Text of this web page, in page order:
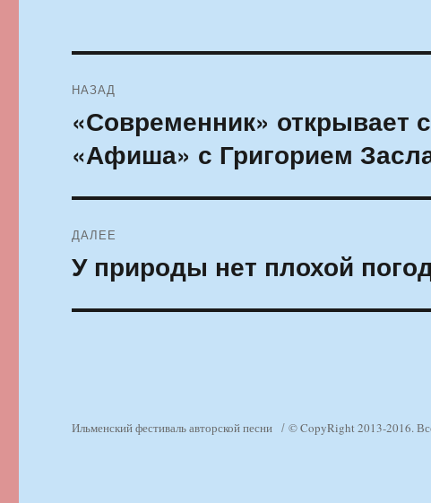
по
записям
НАЗАД
Предыдущая
запись:
«Современник»
«Афиша» с Григорием
ДАЛЕЕ
Следующая
запись:
У природы нет плохой
Ильменский фестиваль авторской песни © CopyRight 2013-2016.